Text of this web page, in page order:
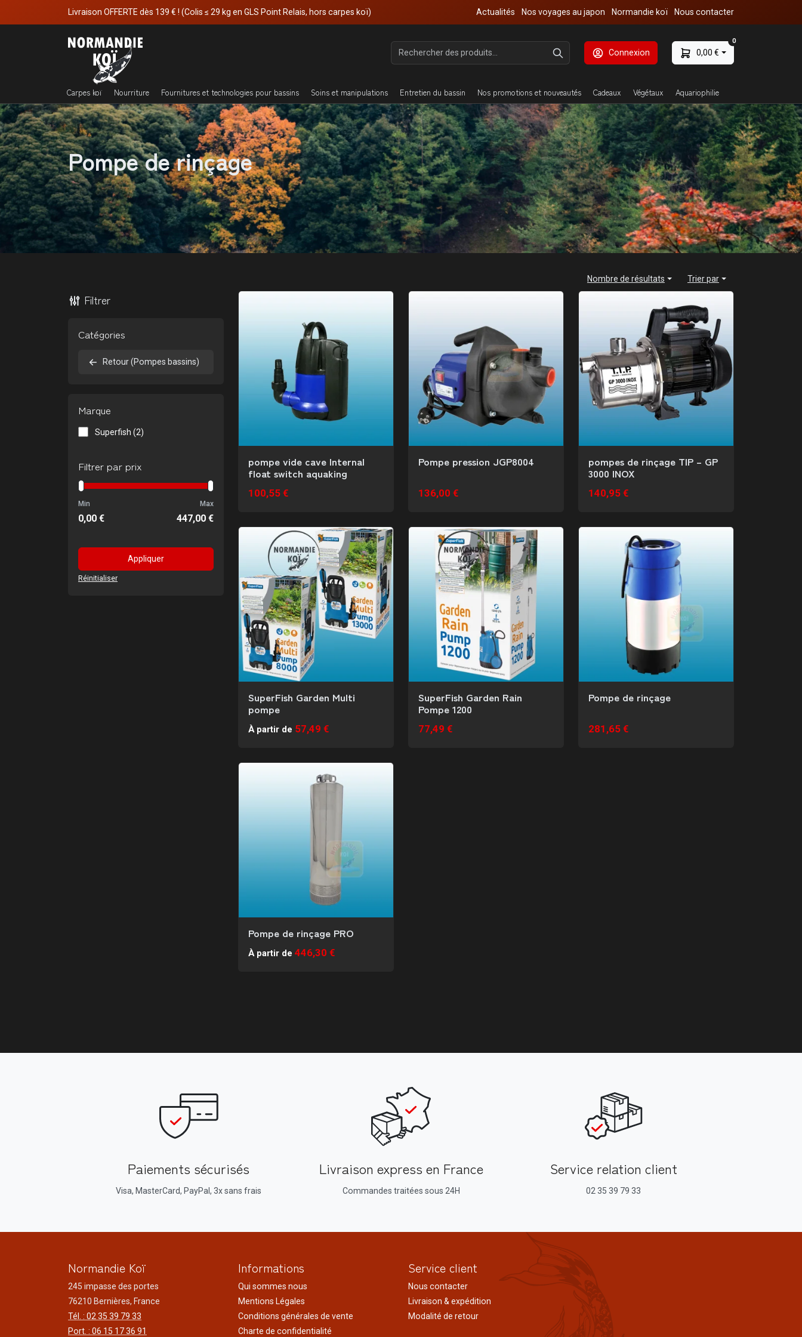
Livraison OFFERTE dès 139 € ! (Colis ≤ 29 kg en GLS Point Relais, hors carpes koï) Actualités Nos voyages au japon Normandie koï Nous contacter
Connexion 0,00 €
0
Carpes koï Nourriture Fournitures et technologies pour bassins Soins et manipulations Entretien du bassin Nos promotions et nouveautés Cadeaux Végétaux Aquariophilie
Pompe de rinçage
Trier par
Nombre de résultats
Filtrer
Catégories
Retour (Pompes bassins)
Marque
Superfish (2)
Filtrer par prix
Min
0,00 €
Max
447,00 €
Appliquer
Réinitialiser
pompe vide cave Internal
float switch aquaking
100,55 €
Pompe pression JGP8004
136,00 €
pompes de rinçage TIP – GP
3000 INOX
140,95 €
SuperFish Garden Multi
pompe
À partir de 57,49 €
SuperFish Garden Rain
Pompe 1200
77,49 €
Pompe de rinçage
281,65 €
Pompe de rinçage PRO
À partir de 446,30 €
Paiements sécurisés
Visa, MasterCard, PayPal, 3x sans frais
Livraison express en France
Commandes traitées sous 24H
Service relation client
02 35 39 79 33
Normandie Koï
245 impasse des portes
76210 Bernières, France
Tél. : 02 35 39 79 33
Port. : 06 15 17 36 91
Informations
Qui sommes nous
Mentions Légales
Conditions générales de vente
Charte de confidentialité
Service client
Nous contacter
Livraison & expédition
Modalité de retour